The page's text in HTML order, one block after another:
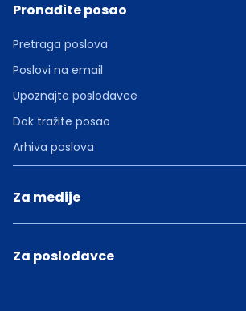
Pronađite posao
Pretraga poslova
Poslovi na email
Upoznajte poslodavce
Dok tražite posao
Arhiva poslova
Za medije
Za poslodavce